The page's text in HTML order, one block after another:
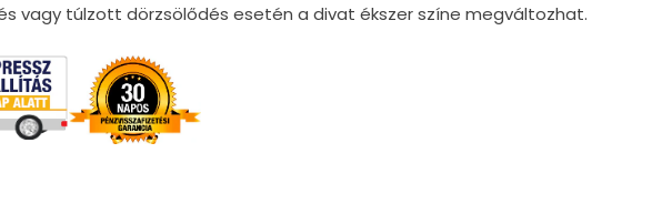
vagy túlzott dörzsölődés esetén a divat ékszer színe megváltozhat.